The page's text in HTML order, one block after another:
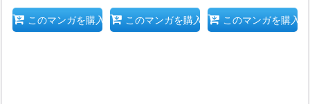
このマンガを購入 このマンガを購入 このマンガを購入